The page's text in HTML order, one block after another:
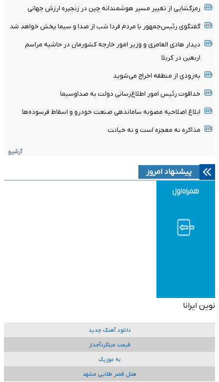
رمزگشایی از تغییر مسیر هوشمندانه چین در زنجیره ارزش جهانی
گفتگوی رئیس‌جمهور با مردم فردا شب از صدا و سیما پخش خواهد شد
دیدار هادی العامری و وزیر امور خارجه کشورمان در حاشیه مراسم
اربعین در کربلا
به‌زودی از منطقه اخراج می‌شوید
خداقوت رئیس امور اطلاع‌رسانی دولت به صداوسیما
ابلاغ اصلاحیه مصوبه ساماندهی صنعت خودرو و اسقاط فرسوده‌ها
مذاکره نه معجزه است و نه خیانت
آرشیو
پیشنهاد امروز
نوین ایرانا
دانلود آهنگ جدید
قیمت میلگردآجدار
به موزیک
هتل قصر طلایی مشهد